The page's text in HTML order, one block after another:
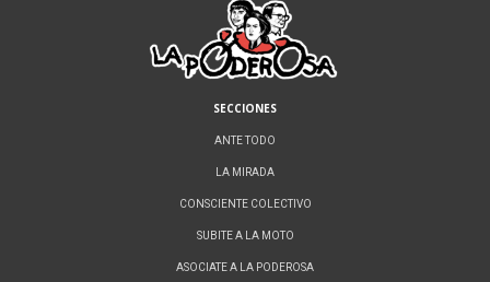
SECCIONES
ANTE TODO
LA MIRADA
CONSCIENTE COLECTIVO
SUBITE A LA MOTO
ASOCIATE A LA PODEROSA